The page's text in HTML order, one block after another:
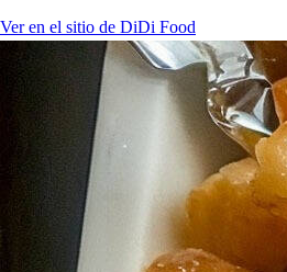
Ver en el sitio de DiDi Food